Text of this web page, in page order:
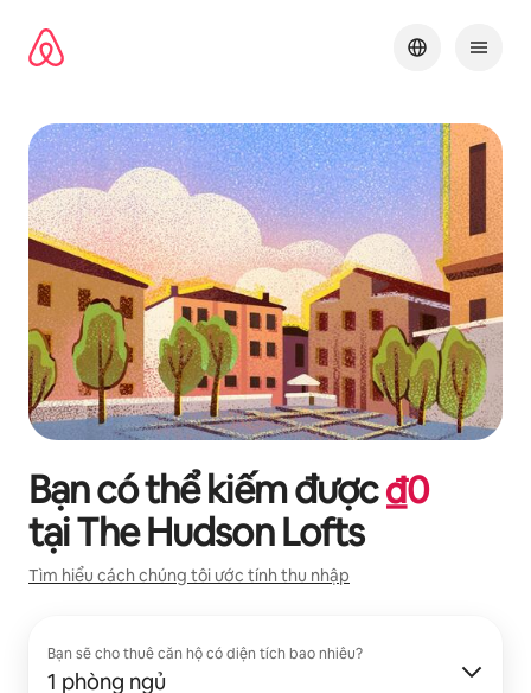
Bạn có thể kiếm được₫0
tạiThe Hudson Lofts
Tìm hiểu cách chúng tôi ước tính thu nhập
Bạn sẽ cho thuê căn hộ có diện tích bao nhiêu?
1 phòng ngủ